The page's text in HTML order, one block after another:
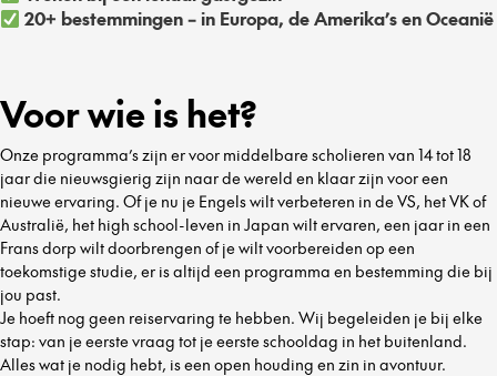
20+ bestemmingen – in Europa, de Amerika’s en Oceanië
Voor wie is het?
Onze programma’s zijn er voor middelbare scholieren van 14 tot 18
jaar die nieuwsgierig zijn naar de wereld en klaar zijn voor een
nieuwe ervaring. Of je nu je Engels wilt verbeteren in de VS, het VK of
Australië, het high school-leven in Japan wilt ervaren, een jaar in een
Frans dorp wilt doorbrengen of je wilt voorbereiden op een
toekomstige studie, er is altijd een programma en bestemming die bij
jou past.
Je hoeft nog geen reiservaring te hebben. Wij begeleiden je bij elke
stap: van je eerste vraag tot je eerste schooldag in het buitenland.
Alles wat je nodig hebt, is een open houding en zin in avontuur.